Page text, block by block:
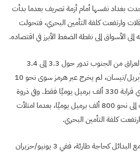
بغداد نفسها أمام أزمة تصريف بعدما بدأت
وارتفعت كلفة التأمين البحري، فتحولت
الأسواق إلى نقطة الضغط الأبرز في اقتصاده.
العراق من الجنوب تدور حول 3.3 إلى 3.4
مليون برميل يوميًا، لكن في أبريل/نيسان، لم يخرج عبر هرمز سوى نحو 10
ملايين برميل طوال الشهر، أي قرابة 330 ألف برميل يوميًا فقط. وفي ذروة
إنتاج الجنوب إلى نحو 800 ألف برميل يوميًا، بعدما امتلأت
كلفة التأمين البحري.
لهذا أصبحت بغداد تتعامل مع البدائل كحاجة طارئة، ففي 3 يونيو/حزيران